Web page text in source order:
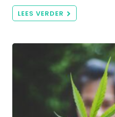
LEES VERDER